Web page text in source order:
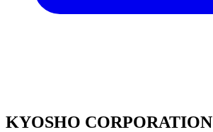
KYOSHO CORPORATION